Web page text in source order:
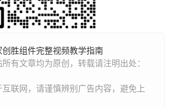
创胜组件完整视频教学指南
有文章均为原创，转载请注明出处：
联网，请谨慎辨别广告内容，避免上